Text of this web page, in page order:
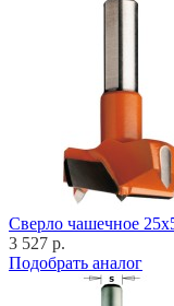
Cверло чашечное
3 527 р.
Подобрать аналог